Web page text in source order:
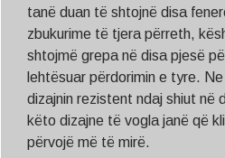
tanë duan të shtojnë disa
zbukurime të tjera përreth,
shtojmë grepa në disa pjesë
lehtësuar përdorimin e tyre.
dizajnin rezistent ndaj shiut në
këto dizajne të vogla janë që
përvojë më të mirë.